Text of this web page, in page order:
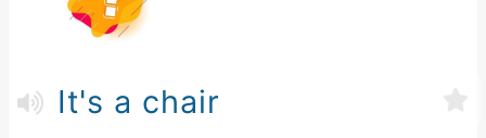
It's a chair